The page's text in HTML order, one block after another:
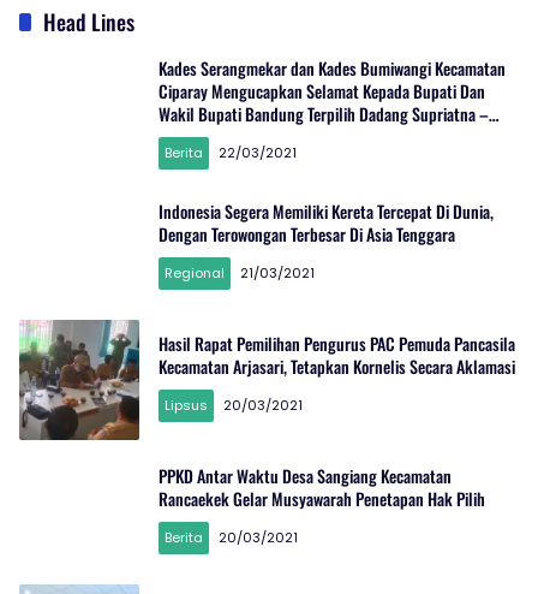
Head Lines
Kades Serangmekar dan Kades Bumiwangi Kecamatan
Ciparay Mengucapkan Selamat Kepada Bupati Dan
Wakil Bupati Bandung Terpilih Dadang Supriatna –
Sahrul Gunawan
Berita 22/03/2021
Indonesia Segera Memiliki Kereta Tercepat Di Dunia,
Dengan Terowongan Terbesar Di Asia Tenggara
Regional 21/03/2021
Hasil Rapat Pemilihan Pengurus PAC Pemuda Pancasila
Kecamatan Arjasari, Tetapkan Kornelis Secara Aklamasi
Lipsus 20/03/2021
Idisi
PPKD Antar Waktu Desa Sangiang Kecamatan
Rancaekek Gelar Musyawarah Penetapan Hak Pilih
Berita 20/03/2021